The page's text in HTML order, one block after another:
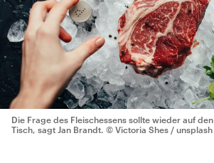
Die Frage des Fleischessens sollte wieder auf den
Tisch, sagt Jan Brandt. © Victoria Shes / unsplash